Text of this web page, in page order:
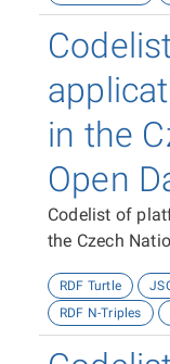
in the
Open
Codelist of
the Czech
RDF Turtle
RDF N-Triples